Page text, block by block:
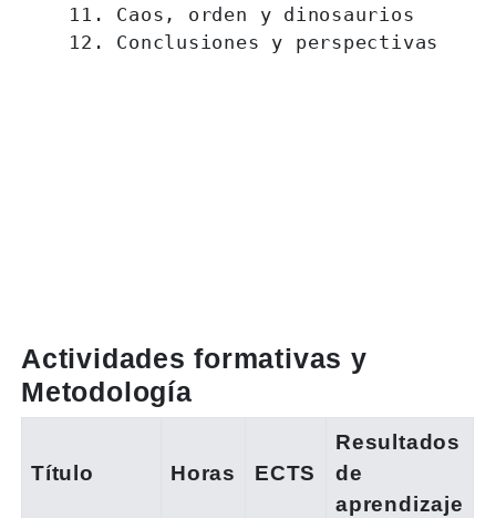
    11. Caos, orden y dinosaurios
    12. Conclusiones y perspectivas
Actividades formativas y
Metodología
Título Horas ECTS
Resultados
de
aprendizaje